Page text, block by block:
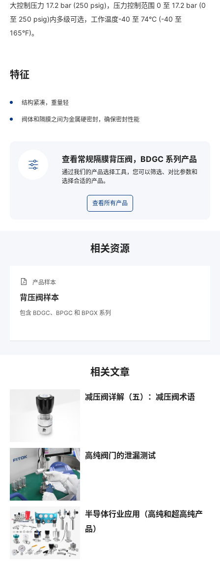
大控制压力 17.2 bar (250 psig)，压力控制范围 0 至 17.2 bar (0
至 250 psig)内多级可选，工作温度-40 至 74°C (-40 至
165°F)。
特征
结构紧凑，重量轻
阀体和隔膜之间为金属硬密封，确保密封性能
查看常规隔膜背压阀，BDGC 系列产品
通过我们的产品选择工具，您可以筛选、对比参数和
选择合适的产品。
查看所有产品
相关资源
产品样本
背压阀样本
包含 BDGC、BPGC 和 BPGX 系列
相关文章
减压阀详解（五）：减压阀术语
高纯阀门的泄漏测试
半导体行业应用（高纯和超高纯产
品）